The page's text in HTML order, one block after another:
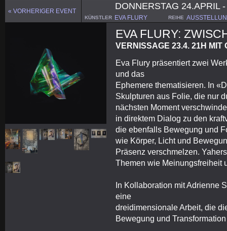
« VORHERIGER EVENT
DONNERSTAG 24.APRIL
KÜNSTLER EVA FLURY REIHE
EVA FLURY:
VERNISSAGE 23.4. 21H MIT
Eva Flury präsentiert zwei
und das
Ephemere thematisieren. In
Skulpturen aus Folie, die nur
nächsten Moment
in direktem Dialog zu den
die ebenfalls Bewegung und
wie Körper, Licht und
Präsenz verschmelzen.
Themen wie Meinungsfreiheit
In Kollaboration mit Adrienne
eine
dreidimensionale Arbeit, die
Bewegung und